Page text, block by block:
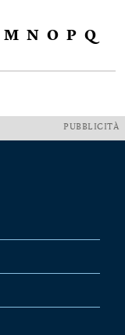
M N O P Q
PUBBLICITÀ